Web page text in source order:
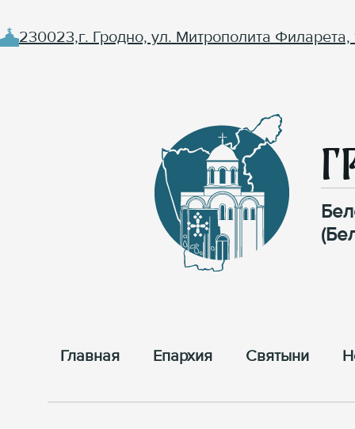
230023,г. Гродно, ул. Митрополита Филарета,
Главная Епархия Cвятыни